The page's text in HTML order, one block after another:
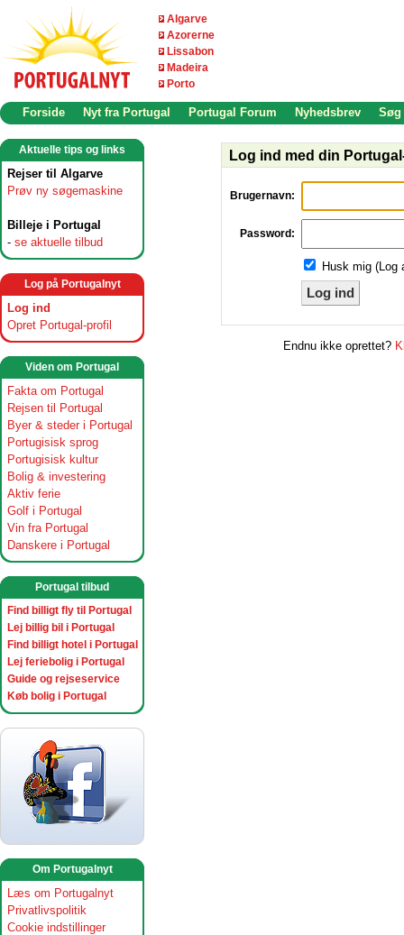
Algarve
Azorerne
Lissabon
Madeira
Porto
Forside Nyt fra Portugal Portugal Forum Nyhedsbrev Søg
Aktuelle tips og links
Rejser til Algarve
Prøv ny søgemaskine
Billeje i Portugal
- se aktuelle tilbud
Log på Portugalnyt
Log ind
Opret Portugal-profil
Viden om Portugal
Fakta om Portugal
Rejsen til Portugal
Byer & steder i Portugal
Portugisisk sprog
Portugisisk kultur
Bolig & investering
Aktiv ferie
Golf i Portugal
Vin fra Portugal
Danskere i Portugal
Portugal tilbud
Find billigt fly til Portugal
Lej billig bil i Portugal
Find billigt hotel i Portugal
Lej feriebolig i Portugal
Guide og rejseservice
Køb bolig i Portugal
Om Portugalnyt
Læs om Portugalnyt
Privatlivspolitik
Cookie indstillinger
Log ind med din
Brugernavn:
Password:
Husk mig (Log
Log ind
Endnu ikke oprettet?